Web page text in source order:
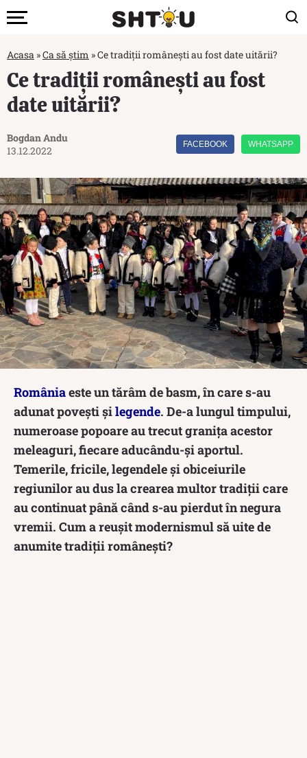
Acasa »Ca să știm »Ce tradiții românești au fost date uitării?
Ce tradiții românești au fost
date uitării?
Bogdan Andu
13.12.2022
FACEBOOK WHATSAPP
Româniaeste un tărâm de basm, în care s-au
adunat povești șilegende. De-a lungul timpului,
numeroase popoare au trecut granița acestor
meleaguri, fiecare aducându-și aportul.
Temerile, fricile, legendele și obiceiurile
regiunilor au dus la crearea multor tradiții care
au continuat până când s-au pierdut în negura
vremii. Cum a reușit modernismul să uite de
anumite tradiții românești?